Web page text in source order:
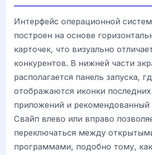
Интерфейс операционной
построен на основе
карточек, что визуально
конкурентов. В нижней части
располагается панель запуска,
отображаются иконки
приложений и рекомендованный
Свайп влево или вправо
переключаться между
программами, подобно тому, как